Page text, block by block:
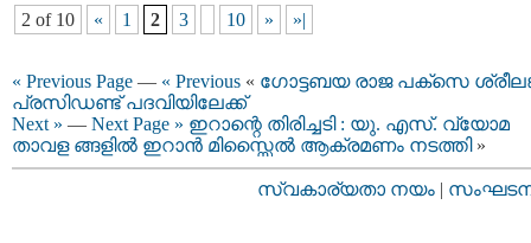
2 of 10 « 1 2 3 10 » »|
« Previous Page — « Previous « ഗോട്ടബയ രാജ പക്സെ
പ്രസിഡണ്ട് പദവിയിലേക്ക്
Next » — Next Page » ഇറാന്റെ തിരിച്ചടി : യു. എസ്. വ്യോമ
താവള ങ്ങളില്‍ ഇറാന്‍ മിസ്സൈല്‍ ആക്രമണം നടത്തി»
സ്വകാര്യതാ നയം |